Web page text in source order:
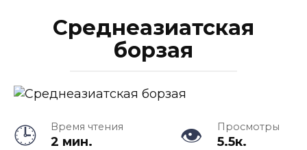
Среднеазиатская
борзая
Время чтения
2 мин.
Просмотры
5.5к.